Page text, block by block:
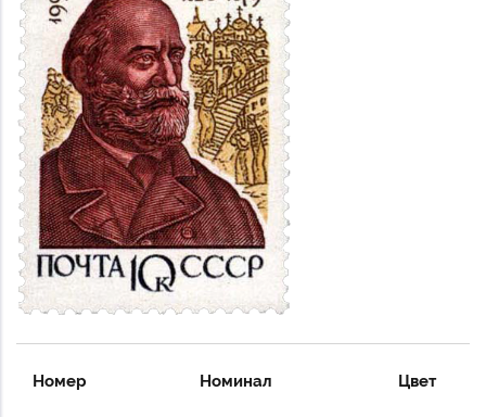
Номер Номинал Цвет